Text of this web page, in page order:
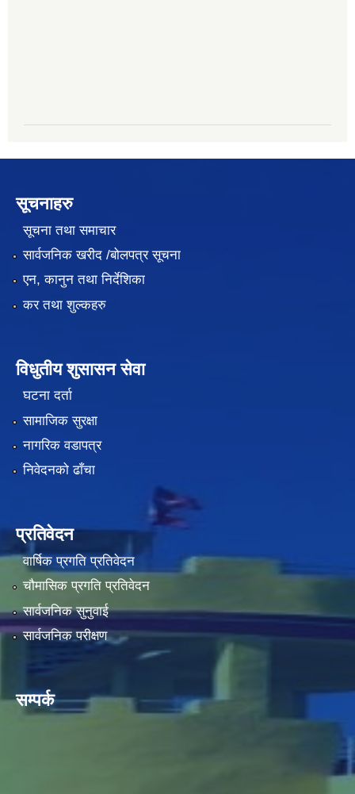
सूचनाहरु
सूचना तथा समाचार
सार्वजनिक खरीद /बोलपत्र सूचना
एन, कानुन तथा निर्देशिका
कर तथा शुल्कहरु
विधुतीय शुसासन सेवा
घटना दर्ता
सामाजिक सुरक्षा
नागरिक वडापत्र
निवेदनको ढाँचा
प्रतिवेदन
वार्षिक प्रगति प्रतिवेदन
चौमासिक प्रगति प्रतिवेदन
सार्वजनिक सुनुवाई
सार्वजनिक परीक्षण
सम्पर्क